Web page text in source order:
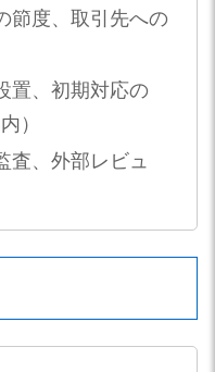
節度、取引先への
置、初期対応の
）
査、外部レビュ